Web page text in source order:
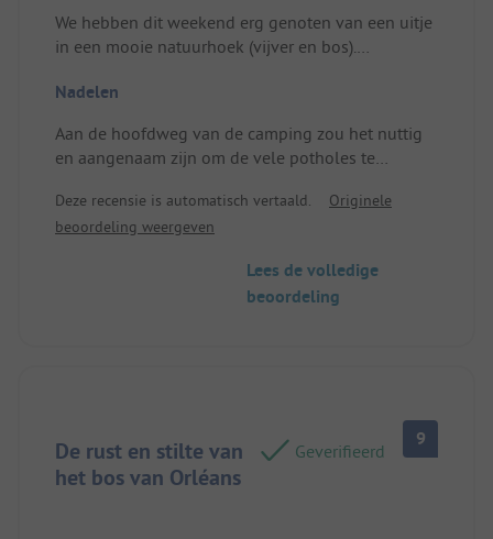
We hebben dit weekend erg genoten van een uitje
in een mooie natuurhoek (vijver en bos).
hebben gelukkig van twee aangrenzende plaatsen
Nadelen
Aan de hoofdweg van de camping zou het nuttig
en aangenaam zijn om de vele potholes te
Locatie/Huisvesting: Veel plekken zijn hobbelig en
op veel plekken kunnen er verschillende stenen of
in de tenten (op de grond) kan verminderen. De
kraan met water werkte niet op onze plaats.
Deze recensie is automatisch vertaald.
Originele
beoordeling weergeven
Lees de volledige
beoordeling
De rust en stilte van
het bos van Orléans
Geverifieerd
9